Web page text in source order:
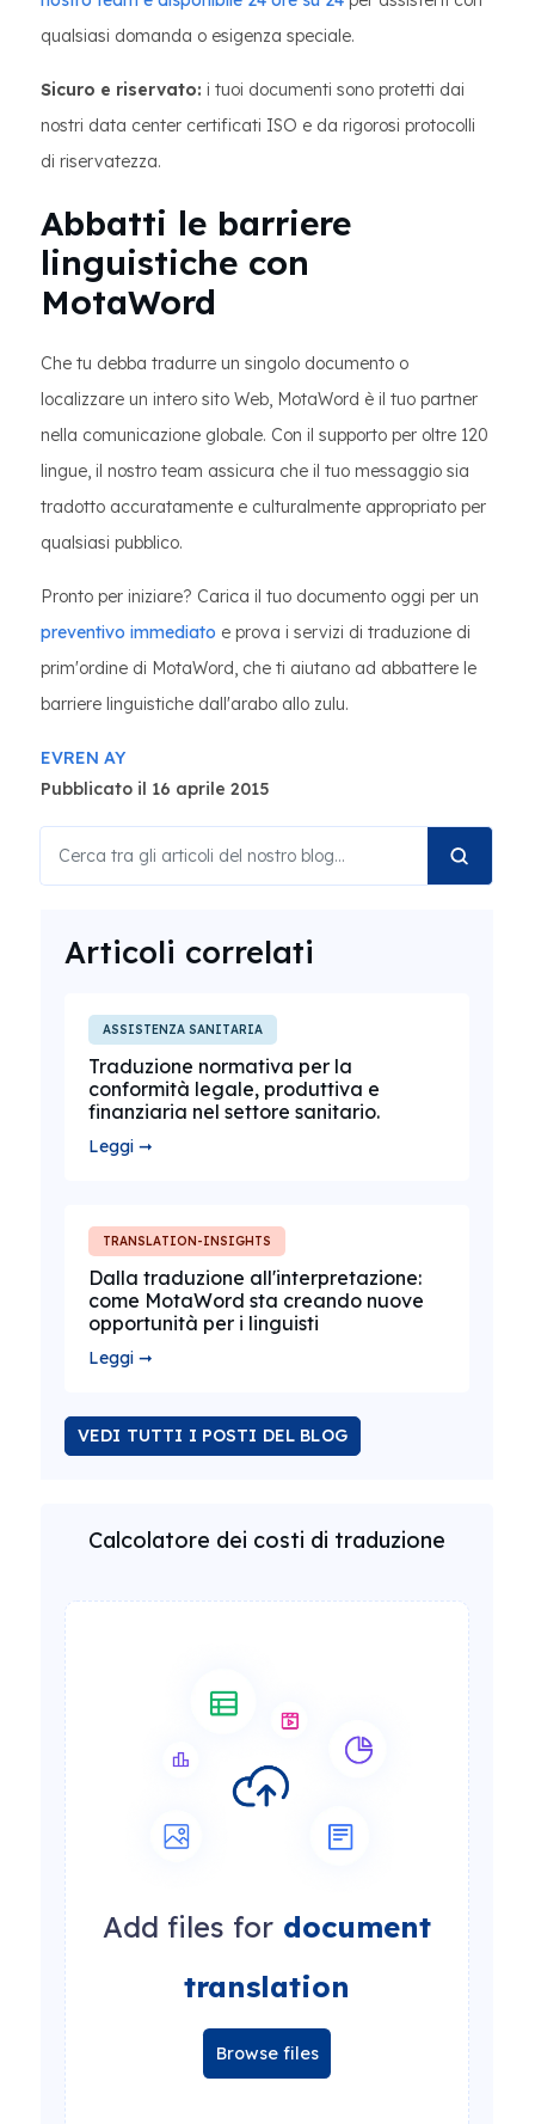
qualsiasi domanda o esigenza speciale.
Sicuro e riservato: i tuoi documenti sono protetti dai
nostri data center certificati ISO e da rigorosi protocolli
di riservatezza.
Abbatti le barriere
linguistiche con
MotaWord
Che tu debba tradurre un singolo documento o
localizzare un intero sito Web, MotaWord è il tuo partner
nella comunicazione globale. Con il supporto per oltre 120
lingue, il nostro team assicura che il tuo messaggio sia
tradotto accuratamente e culturalmente appropriato per
qualsiasi pubblico.
Pronto per iniziare? Carica il tuo documento oggi per un
preventivo immediato e prova i servizi di traduzione di
prim'ordine di MotaWord, che ti aiutano ad abbattere le
barriere linguistiche dall'arabo allo zulu.
EVREN AY
Pubblicato il 16 aprile 2015
Articoli correlati
ASSISTENZA SANITARIA
Traduzione normativa per la
conformità legale, produttiva e
finanziaria nel settore sanitario.
Leggi ➞
TRANSLATION-INSIGHTS
Dalla traduzione all'interpretazione:
come MotaWord sta creando nuove
opportunità per i linguisti
Leggi ➞
VEDI TUTTI I POSTI DEL BLOG
Calcolatore dei costi di traduzione
Add files for document
translation
Browse files